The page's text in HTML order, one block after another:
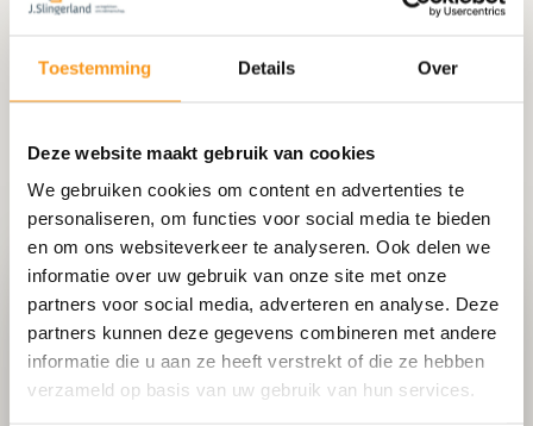
Toestemming Details Over
Deze website maakt gebruik van cookies
We gebruiken cookies om content en advertenties te
personaliseren, om functies voor social media te bieden
en om ons websiteverkeer te analyseren. Ook delen we
informatie over uw gebruik van onze site met onze
partners voor social media, adverteren en analyse. Deze
partners kunnen deze gegevens combineren met andere
informatie die u aan ze heeft verstrekt of die ze hebben
verzameld op basis van uw gebruik van hun services.
Het bedrijf voor tegelvloer
in Oud-Beijerland
Slingerland.nl is dé specialist voor tegelvloer.